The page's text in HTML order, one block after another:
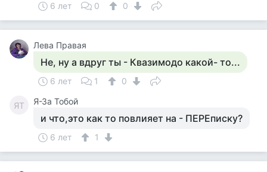
6 лет 0 0
Лева Правая
Не, ну а вдруг ты - Квазимодо какой- то...
6 лет 1 0
ЯТ Я-За Тобой
и что,это как то повлияет на - ПЕРЕписку?
6 лет 1